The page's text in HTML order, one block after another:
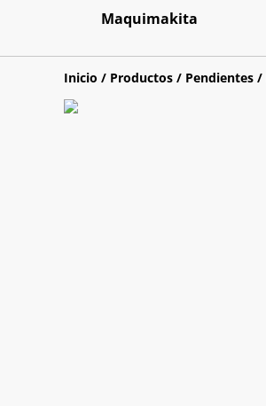
Maquimakita
Inicio / Productos / Pendientes /